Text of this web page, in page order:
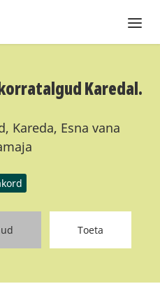
Karedal.
Kareda, Esna vana
Toeta